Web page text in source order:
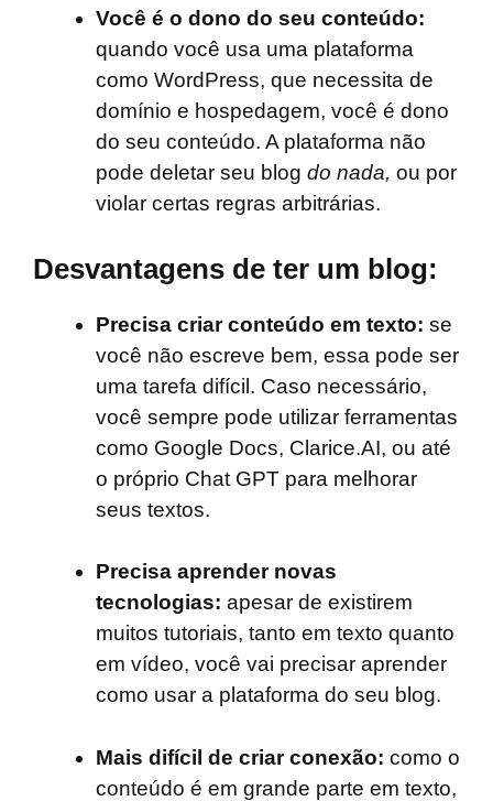
Você é o dono do seu conteúdo:
quando você usa uma plataforma
como WordPress, que necessita de
domínio e hospedagem, você é dono
do seu conteúdo. A plataforma não
pode deletar seu blog do nada, ou por
violar certas regras arbitrárias.
Desvantagens de ter um blog:
Precisa criar conteúdo em texto: se
você não escreve bem, essa pode ser
uma tarefa difícil. Caso necessário,
você sempre pode utilizar ferramentas
como Google Docs, Clarice.AI, ou até
o próprio Chat GPT para melhorar
seus textos.
Precisa aprender novas
tecnologias: apesar de existirem
muitos tutoriais, tanto em texto quanto
em vídeo, você vai precisar aprender
como usar a plataforma do seu blog.
Mais difícil de criar conexão: como o
conteúdo é em grande parte em texto,